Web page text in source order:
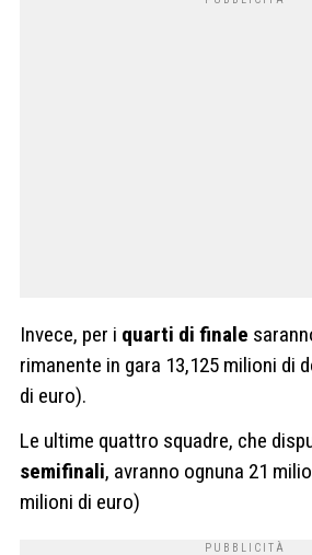
Invece, per i quarti di finale
rimanente in gara 13,125 milioni di
di euro).
Le ultime quattro squadre, che
semifinali, avranno ognuna 21
milioni di euro)